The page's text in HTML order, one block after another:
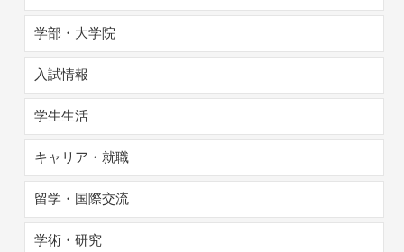
学部・大学院
入試情報
学生生活
キャリア・就職
留学・国際交流
学術・研究